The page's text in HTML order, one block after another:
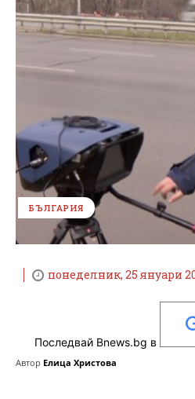
БЪЛГАРИЯ
понеделник, 25 януари
Последвай Bnews.bg в
Автор Елица Христова